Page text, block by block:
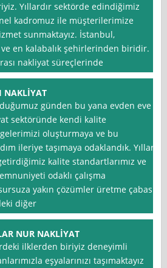
Yıllardır sektörde edindiğimiz
kadromuz ile müşterilerimize
sunmaktayız. İstanbul,
en kalabalık şehirlerinden biridir.
nakliyat süreçlerinde
NAKLİYAT
günden bu yana evden eve
sektöründe kendi kalite
oluşturmaya ve bu
ileriye taşımaya odaklandık. Yıllar
kalite standartlarımız ve
odaklı çalışma
yakın çözümler üretme çabası
diğer
NUR NAKLİYAT
ilklerden biriyiz deneyimli
eşyalarınızı taşımaktayız